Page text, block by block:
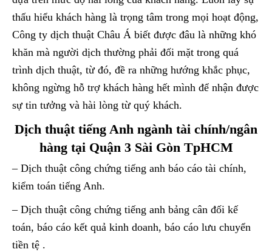
thấu hiểu khách hàng là trọng tâm trong mọi hoạt động,
Công ty dịch thuật Châu Á biết được đâu là những khó
khăn mà người dịch thường phải đối mặt trong quá
trình dịch thuật, từ đó, đề ra những hướng khắc phục,
không ngừng hỗ trợ khách hàng hết mình để nhận được
sự tin tưởng và hài lòng từ quý khách.
Dịch thuật tiếng Anh ngành tài chính/ngân
hàng tại Quận 3 Sài Gòn TpHCM
– Dịch thuật công chứng tiếng anh báo cáo tài chính,
kiểm toán tiếng Anh.
– Dịch thuật công chứng tiếng anh bảng cân đối kế
toán, báo cáo kết quả kinh doanh, báo cáo lưu chuyển
tiền tệ .